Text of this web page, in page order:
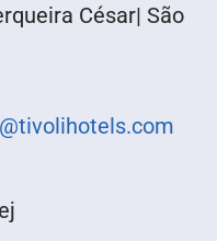
César| São